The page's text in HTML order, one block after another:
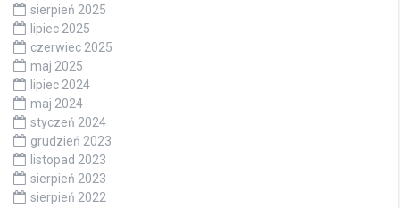
sierpień 2025
lipiec 2025
czerwiec 2025
maj 2025
lipiec 2024
maj 2024
styczeń 2024
grudzień 2023
listopad 2023
sierpień 2023
sierpień 2022